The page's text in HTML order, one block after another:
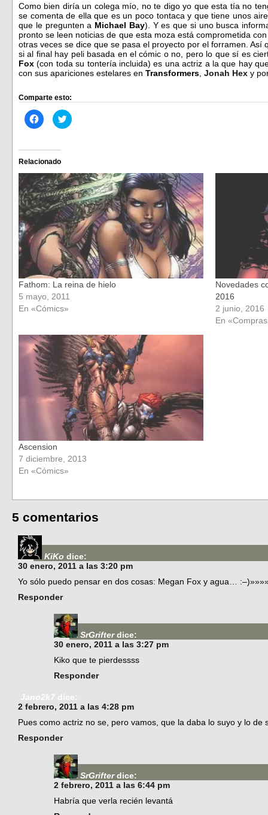
Como bien diría un colega mío, no te digo yo que esta tía no
se comenta de ella que es un poco tontaca y que tiene unos
que le pregunten a Michael Bay). Y es que si uno busca
pronto se leen noticias de que esta moza está comprometida
otras veces se dice que se pasa el proyecto por el forramen. Así
si al final hay peli basada en el cómic o no, pero lo que sí es
Fox (con toda su tontería incluida) es una actriz a la que hay
con sus apariciones estelares en Transformers Jonah Hex y
Comparte esto:
Haz
clic
Facebook
(Se
abre
en
una
ventana
nueva)
Haz
clic
en
una
ventana
nueva)
Relacionado
Fathom: La reina de hielo
5 mayo, 2011
En «Cómics»
Novedades
2016
2 junio, 2016
En
Ascension
7 diciembre, 2013
En «Cómics»
5 comentarios
KiKo dice:
30 enero, 2011 a las 3:20 pm
Yo sólo puedo pensar en dos cosas: Megan Fox y agua…
Responder
SrGrifter dice:
30 enero, 2011 a las 3:27 pm
Kiko que te pierdessss
Responder
Jano2k7 dice:
2 febrero, 2011 a las 4:28 pm
Pues como actriz no se, pero vamos, que la daba lo suyo y lo de
Responder
SrGrifter dice:
2 febrero, 2011 a las 6:44 pm
Habría que verla recién levantá